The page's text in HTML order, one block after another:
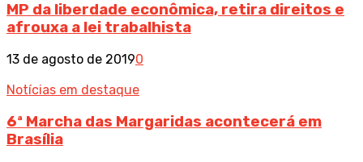
MP da liberdade econômica, retira direitos e
afrouxa a lei trabalhista
13 de agosto de 20190
Notícias em destaque
6ª Marcha das Margaridas acontecerá em
Brasília